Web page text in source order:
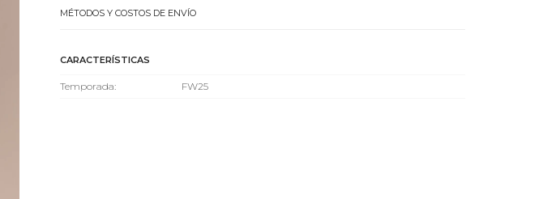
MÉTODOS Y COSTOS DE ENVÍO
CARACTERÍSTICAS
Temporada FW25